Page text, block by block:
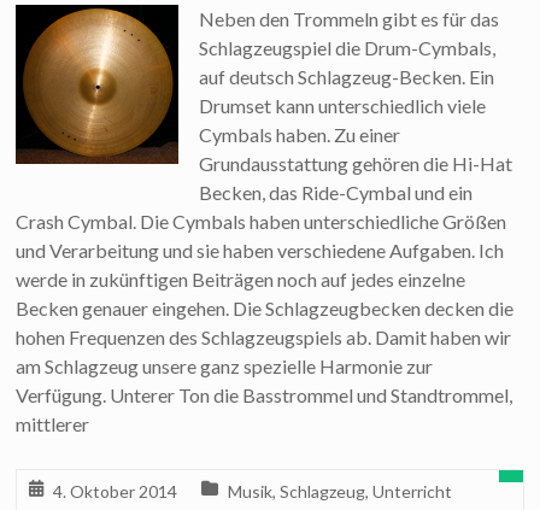
Neben den Trommeln gibt es für das
Schlagzeugspiel die Drum-Cymbals,
auf deutsch Schlagzeug-Becken. Ein
Drumset kann unterschiedlich viele
Cymbals haben. Zu einer
Grundausstattung gehören die Hi-Hat
Becken, das Ride-Cymbal und ein
Crash Cymbal. Die Cymbals haben unterschiedliche Größen
und Verarbeitung und sie haben verschiedene Aufgaben. Ich
werde in zukünftigen Beiträgen noch auf jedes einzelne
Becken genauer eingehen. Die Schlagzeugbecken decken die
hohen Frequenzen des Schlagzeugspiels ab. Damit haben wir
am Schlagzeug unsere ganz spezielle Harmonie zur
Verfügung. Unterer Ton die Basstrommel und Standtrommel,
mittlerer
4. Oktober 2014 Musik,Schlagzeug,Unterricht